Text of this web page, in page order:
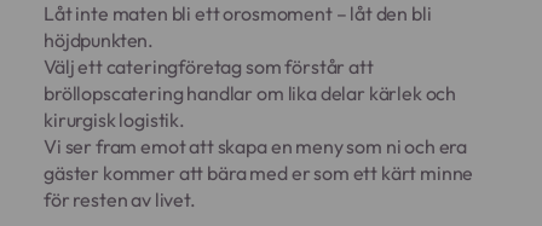
Låt inte maten bli ett orosmoment – låt den bli
höjdpunkten.
Välj ett cateringföretag som förstår att
bröllopscatering handlar om lika delar kärlek och
kirurgisk logistik.
Vi ser fram emot att skapa en meny som ni och era
gäster kommer att bära med er som ett kärt minne
för resten av livet.